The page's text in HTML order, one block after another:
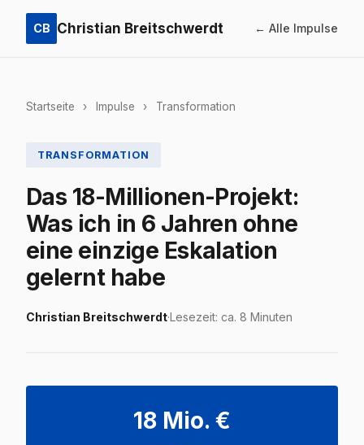
CB Christian Breitschwerdt ← Alle Impulse
Startseite › Impulse › Transformation
TRANSFORMATION
Das 18-Millionen-Projekt:
Was ich in 6 Jahren ohne
eine einzige Eskalation
gelernt habe
Christian Breitschwerdt·Lesezeit: ca. 8 Minuten
18 Mio. €